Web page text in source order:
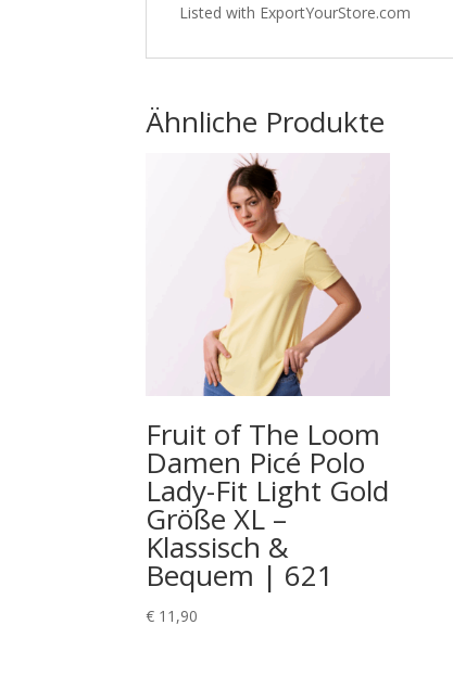
Listed with ExportYourStore.com
Ähnliche Produkte
Fruit of The Loom
Damen Picé Polo
Lady-Fit Light Gold
Größe XL –
Klassisch &
Bequem | 621
€ 11,90